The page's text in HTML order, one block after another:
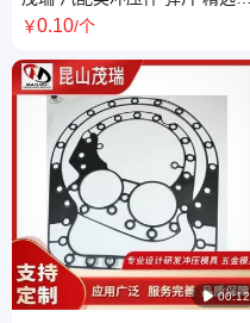
质 满足不同汽车组装维修需求
￥0.10/个
 00:12